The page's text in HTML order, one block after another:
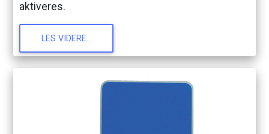
aktiveres.
LES VIDERE...